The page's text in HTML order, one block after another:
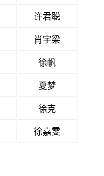
许君聪
肖宇梁
徐帆
夏梦
徐克
徐嘉雯